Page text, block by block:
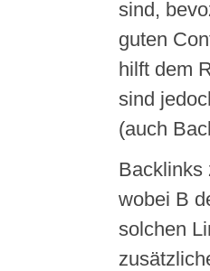
sind,
guten
hilft dem
sind
(auch
Backlinks
wobei B
solchen